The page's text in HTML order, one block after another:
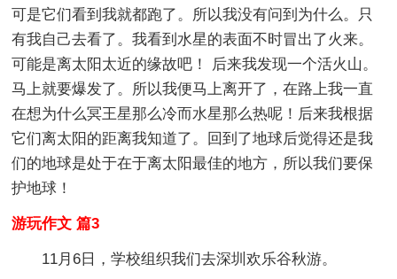
可是它们看到我就都跑了。所以我没有问到为什么。只
有我自己去看了。我看到水星的表面不时冒出了火来。
可能是离太阳太近的缘故吧！ 后来我发现一个活火山。
马上就要爆发了。所以我便马上离开了，在路上我一直
在想为什么冥王星那么冷而水星那么热呢！后来我根据
它们离太阳的距离我知道了。回到了地球后觉得还是我
们的地球是处于在于离太阳最佳的地方，所以我们要保
护地球！
游玩作文 篇3
11月6日，学校组织我们去深圳欢乐谷秋游。